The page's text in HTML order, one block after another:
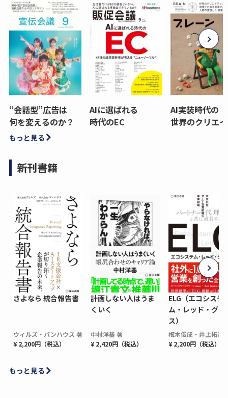
“会話型”広告は
何を変えるのか？
AIに選ばれる
時代のEC
AI実装時代の
世界のクリエ
もっと見る
新刊書籍
さよなら 統合報告書
ウィルズ・パンハウス 著
¥ 2,200円（税込）
計画しない人はうま
くいく
中村洋基 著
¥ 2,420円（税込）
ELG（エコシステ
ム・レッド・グロ
ス）
梅木俊成・井上拓海
¥ 2,200円（税込）
もっと見る